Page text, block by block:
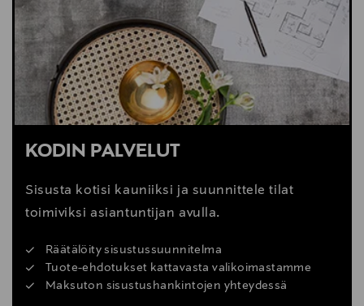
KODIN PALVELUT
Sisusta kotisi kauniiksi ja suunnittele tilat
toimiviksi asiantuntijan avulla.
Räätälöity sisustussuunnitelma
Tuote-ehdotukset kattavasta valikoimastamme
Maksuton sisustushankintojen yhteydessä